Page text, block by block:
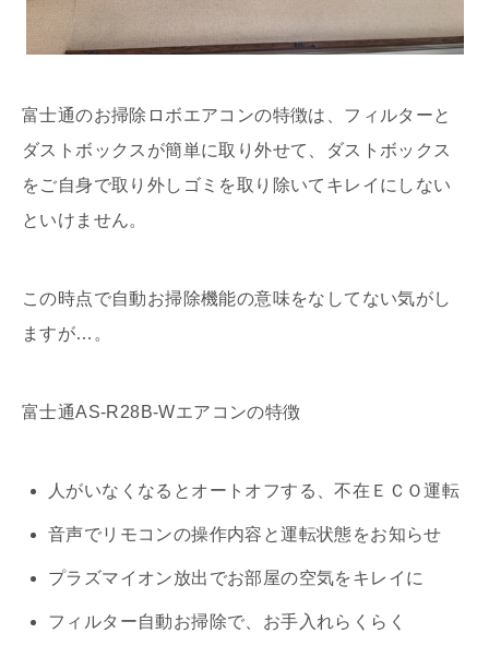
富士通のお掃除ロボエアコンの特徴は、フィルターと
ダストボックスが簡単に取り外せて、ダストボックス
をご自身で取り外しゴミを取り除いてキレイにしない
といけません。
この時点で自動お掃除機能の意味をなしてない気がし
ますが…。
富士通AS-R28B-Wエアコンの特徴
人がいなくなるとオートオフする、不在ＥＣＯ運転
音声でリモコンの操作内容と運転状態をお知らせ
プラズマイオン放出でお部屋の空気をキレイに
フィルター自動お掃除で、お手入れらくらく